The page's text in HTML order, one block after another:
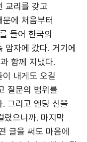
교리를 갖고
에 처음부터
들어 한국의
암자에 갔다. 거기에
함께 지냈다.
내게도 오길
질문의 범위를
그리고 엔딩 신을
렸으니까. 마지막
글을 써도 마음에